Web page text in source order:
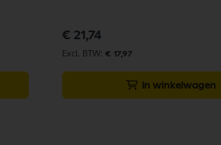
€ 21,74
€ 17,97
In winkelwagen